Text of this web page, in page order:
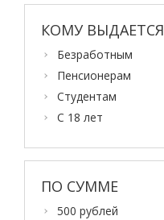
КОМУ ВЫДАЕТСЯ
Безработным
Пенсионерам
Студентам
С 18 лет
ПО СУММЕ
500 рублей